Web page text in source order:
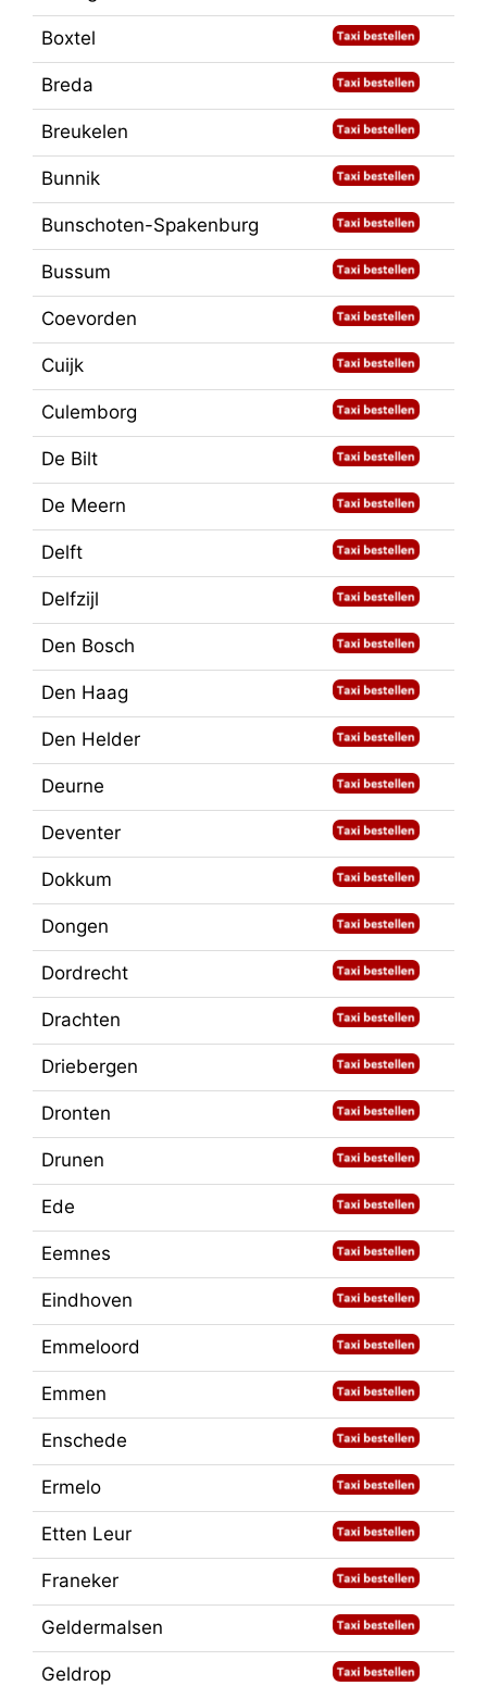
Boxtel
Breda
Breukelen
Bunnik
Bunschoten-Spakenburg
Bussum
Coevorden
Cuijk
Culemborg
De Bilt
De Meern
Delft
Delfzijl
Den Bosch
Den Haag
Den Helder
Deurne
Deventer
Dokkum
Dongen
Dordrecht
Drachten
Driebergen
Dronten
Drunen
Ede
Eemnes
Eindhoven
Emmeloord
Emmen
Enschede
Ermelo
Etten Leur
Franeker
Geldermalsen
Geldrop